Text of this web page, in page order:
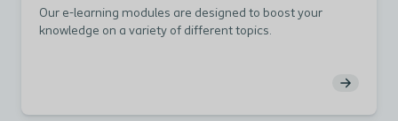
Our e-learning modules are designed to boost your
knowledge on a variety of different topics.